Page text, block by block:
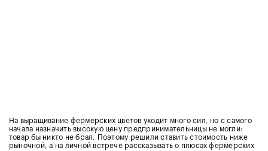
На выращивание фермерских цветов уходит много сил, но с самого
начала назначить высокую цену предпринимательницы не могли:
товар бы никто не брал. Поэтому решили ставить стоимость ниже
рыночной, а на личной встрече рассказывать о плюсах фермерских